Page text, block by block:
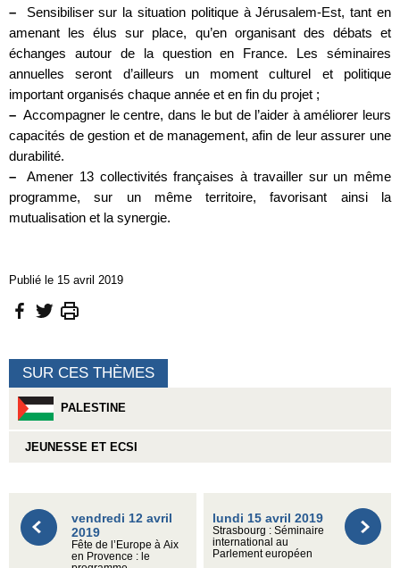
– Sensibiliser sur la situation politique à Jérusalem-Est, tant en
amenant les élus sur place, qu’en organisant des débats et
échanges autour de la question en France. Les séminaires
annuelles seront d’ailleurs un moment culturel et politique
important organisés chaque année et en fin du projet ;
– Accompagner le centre, dans le but de l’aider à améliorer leurs
capacités de gestion et de management, afin de leur assurer une
durabilité.
– Amener 13 collectivités françaises à travailler sur un même
programme, sur un même territoire, favorisant ainsi la
mutualisation et la synergie.
Publié le 15 avril 2019
SUR CES THÈMES
PALESTINE
JEUNESSE ET ECSI
vendredi 12 avril
2019
Fête de l’Europe à Aix
en Provence : le
lundi 15 avril 2019
Strasbourg : Séminaire
international au
Parlement européen